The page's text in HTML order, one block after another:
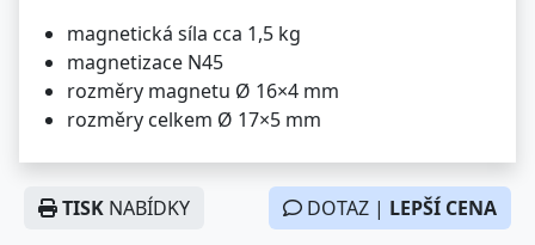
magnetická síla cca 1,5 kg
magnetizace N45
rozměry magnetu Ø 16×4 mm
rozměry celkem Ø 17×5 mm
TISK NABÍDKY DOTAZ | LEPŠÍ CENA